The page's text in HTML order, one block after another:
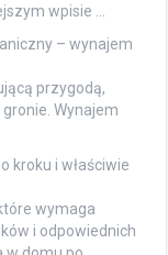
wpisie …
– wynajem
przygodą,
Wynajem
kroku i właściwie
wymaga
i odpowiednich